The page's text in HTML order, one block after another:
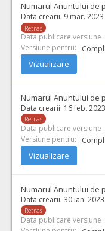
Numarul Anuntului de
Data crearii: 9 mar. 2023
Retras
Data publicare versiune :
Versiune pentru: :
Vizualizare
Numarul Anuntului de
Data crearii: 16 feb. 2023
Retras
Data publicare versiune :
Versiune pentru: :
Vizualizare
Numarul Anuntului de
Data crearii: 30 ian. 2023
Retras
Data publicare versiune :